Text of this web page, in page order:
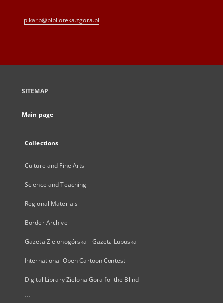
p.karp@biblioteka.zgora.pl
SITEMAP
Main page
Collections
Culture and Fine Arts
Science and Teaching
Regional Materials
Border Archive
Gazeta Zielonogórska - Gazeta Lubuska
International Open Cartoon Contest
Digital Library Zielona Gora for the Blind
...